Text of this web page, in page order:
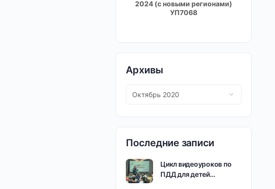
2024 (с новыми регионами)
УП7068
Архивы
Последние записи
Цикл видеоуроков по
ПДД для детей…